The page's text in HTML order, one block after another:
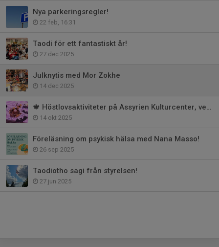
Nya parkeringsregler!
22 feb, 16:31
Taodi för ett fantastiskt år!
27 dec 2025
Jul­knytis med Mor Zokhe
14 dec 2025
🍁 Höstlovsaktiviteter på Assyrien Kulturcenter, vecka 44 🍁
14 okt 2025
Föreläsning om psykisk hälsa med Nana Masso!
26 sep 2025
Taodiotho sagi från styrelsen!
27 jun 2025